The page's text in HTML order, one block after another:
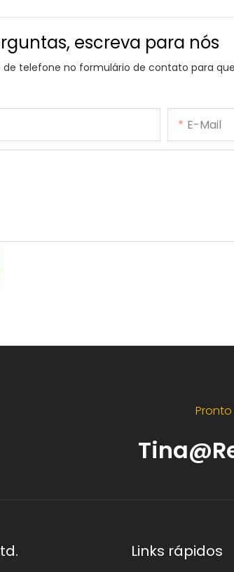
escreva para nós
de telefone no formulário de contato para
E-Mail
Links rápidos